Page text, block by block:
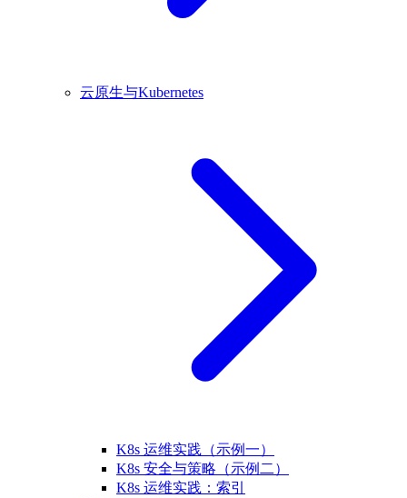
云原生与Kubernetes
K8s 运维实践（示例一）
K8s 安全与策略（示例二）
K8s 运维实践：索引